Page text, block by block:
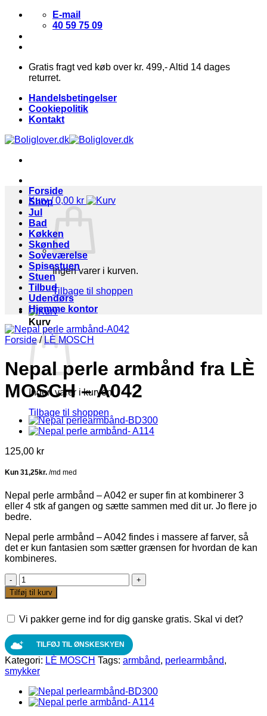
Fortsæt
indhold
E-mail
40 59 75 09
Gratis fragt ved køb over kr. 499,- Altid 14 dages
returret.
Handelsbetingelser
Cookiepolitik
Kontakt
Kurv /0,00 kr
Ingen varer i kurven.
Tilbage til shoppen
Kurv
Ingen varer i kurven.
Tilbage til shoppen
Forside
Shop
Jul
Bad
Køkken
Skønhed
Soveværelse
Spisestuen
Stuen
Tilbud
Udendørs
Hjemme kontor
Forside / LÈ MOSCH
Nepal perle armbånd fra LÈ
MOSCH – A042
125,00 kr
Nepal perle armbånd – A042 er super fin at kombinerer 3
eller 4 stk af gangen og sætte sammen med dit ur. Jo flere jo
bedre.
Nepal perle armbånd – A042 findes i massere af farver, så
det er kun fantasien som sætter grænsen for hvordan de kan
kombineres.
Nepal
perle
armbånd
LÈ
-
A042
antal
Tilføj til kurv
Vi pakker gerne ind for dig ganske gratis. Skal vi det?
TILFØJ TIL ØNSKESKYEN
Kategori: LÈ MOSCH Tags: armbånd, perlearmbånd,
smykker